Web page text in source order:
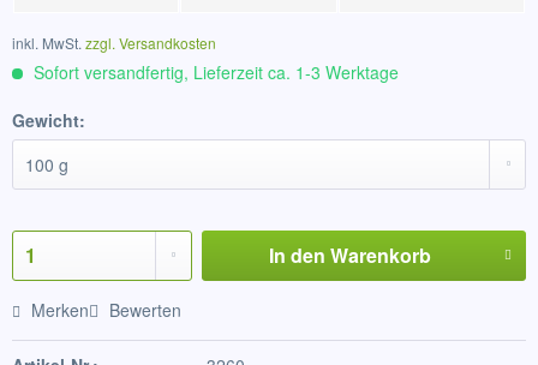
inkl. MwSt. zzgl. Versandkosten
Sofort versandfertig, Lieferzeit ca. 1-3 Werktage
Gewicht:
In den Warenkorb
Merken Bewerten